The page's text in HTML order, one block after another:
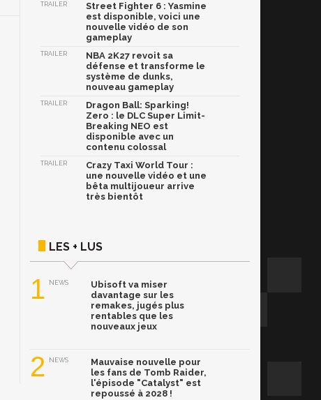
TRAILER
Street Fighter 6 : Yasmine
est disponible, voici une
nouvelle vidéo de son
gameplay
TRAILER
NBA 2K27 revoit sa
défense et transforme le
système de dunks,
nouveau gameplay
TRAILER
Dragon Ball: Sparking!
Zero : le DLC Super Limit-
Breaking NEO est
disponible avec un
contenu colossal
TRAILER
Crazy Taxi World Tour :
une nouvelle vidéo et une
bêta multijoueur arrive
très bientôt
LES + LUS
1 NEWS
Ubisoft va miser
davantage sur les
remakes, jugés plus
rentables que les
nouveaux jeux
2 NEWS
Mauvaise nouvelle pour
les fans de Tomb Raider,
l'épisode "Catalyst" est
repoussé à 2028 !